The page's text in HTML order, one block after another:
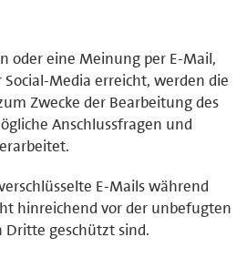
oder eine Meinung per E-Mail,
Social-Media erreicht, werden die
Zwecke der Bearbeitung des
Anschlussfragen und
E-Mails während
hinreichend vor der unbefugten
geschützt sind.